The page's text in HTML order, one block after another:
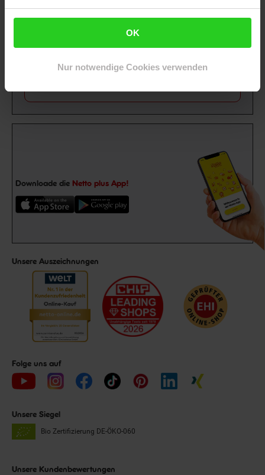
OK
Nur notwendige Cookies verwenden
Newsletter Anmeldung
Abonniere unserenNewsletterund sichere
15€
Downloade die Netto plus App!
Unsere Auszeichnungen
Folge uns auf
Unsere Siegel
Bio Zertifizierung DE-ÖKO-060
Unsere Kundenbewertungen